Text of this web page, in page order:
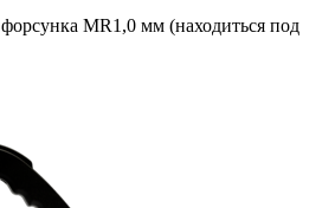
MR1,0 мм (находиться под